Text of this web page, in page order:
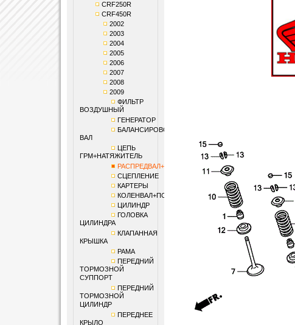
CRF250R
CRF450R
2002
2003
2004
2005
2006
2007
2008
2009
ФИЛЬТР
ВОЗДУШНЫЙ
ГЕНЕРАТОР
БАЛАНСИРОВОЧНЫЙ
ВАЛ
ЦЕПЬ
ГРМ+НАТЯЖИТЕЛЬ
РАСПРЕДВАЛ+КЛАПАНЫ
СЦЕПЛЕНИЕ
КАРТЕРЫ
КОЛЕНВАЛ+ПОРШЕНЬ
ЦИЛИНДР
ГОЛОВКА
ЦИЛИНДРА
КЛАПАННАЯ
КРЫШКА
РАМА
ПЕРЕДНИЙ
ТОРМОЗНОЙ
СУППОРТ
ПЕРЕДНИЙ
ТОРМОЗНОЙ
ЦИЛИНДР
ПЕРЕДНЕЕ
КРЫЛО